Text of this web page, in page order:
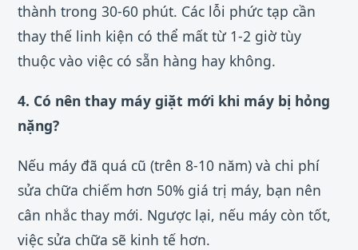
thành trong 30-60 phút. Các lỗi phức tạp cần
thay thế linh kiện có thể mất từ 1-2 giờ tùy
thuộc vào việc có sẵn hàng hay không.
4. Có nên thay máy giặt mới khi máy bị hỏng
nặng?
Nếu máy đã quá cũ (trên 8-10 năm) và chi phí
sửa chữa chiếm hơn 50% giá trị máy, bạn nên
cân nhắc thay mới. Ngược lại, nếu máy còn tốt,
việc sửa chữa sẽ kinh tế hơn.